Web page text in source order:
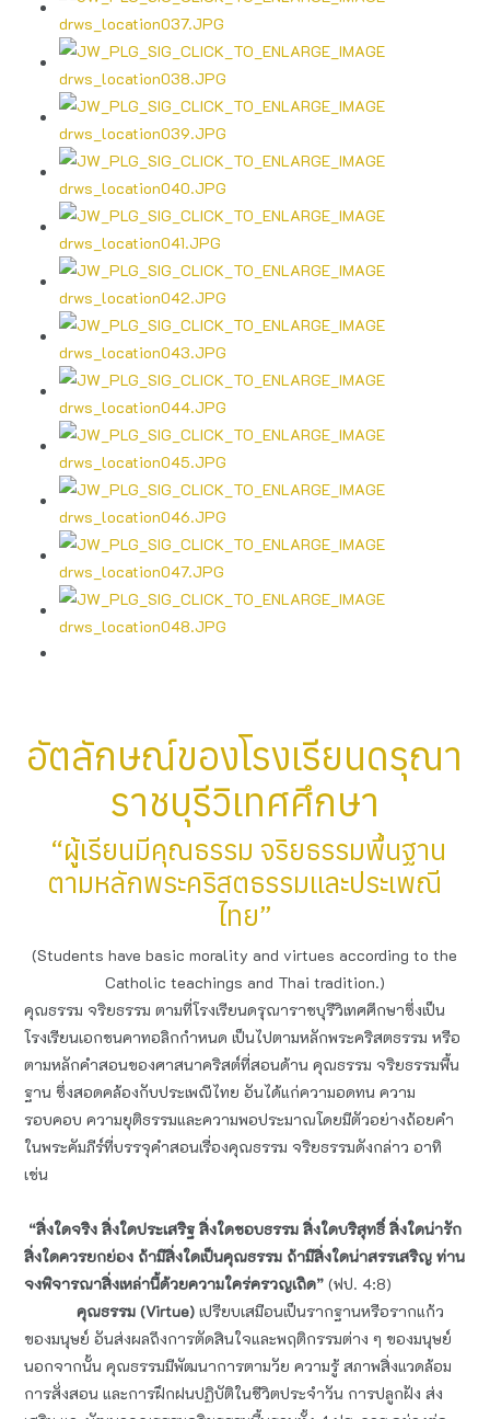
อัตลักษณ์ของโรงเรียนดรุณา
ราชบุรีวิเทศศึกษา
“ผู้เรียนมีคุณธรรม จริยธรรมพื้นฐาน
ตามหลักพระคริสตธรรมและประเพณี
ไทย”
(Students have basic morality and virtues according to the
Catholic teachings and Thai tradition.)
คุณธรรม จริยธรรม ตามที่โรงเรียนดรุณาราชบุรีวิเทศศึกษาซึ่งเป็น
โรงเรียนเอกชนคาทอลิกกำหนด เป็นไปตามหลักพระคริสตธรรม หรือ
ตามหลักคำสอนของศาสนาคริสต์ที่สอนด้าน คุณธรรม จริยธรรมพื้น
ฐาน ซึ่งสอดคล้องกับประเพณีไทย อันได้แก่ความอดทน ความ
รอบคอบ ความยุติธรรมและความพอประมาณโดยมีตัวอย่างถ้อยคำ
ในพระคัมภีร์ที่บรรจุคำสอนเรื่องคุณธรรม จริยธรรมดังกล่าว อาทิ
เช่น
“สิ่งใดจริง สิ่งใดประเสริฐ สิ่งใดชอบธรรม สิ่งใดบริสุทธิ์ สิ่งใดน่ารัก
สิ่งใดควรยกย่อง ถ้ามีสิ่งใดเป็นคุณธรรม ถ้ามีสิ่งใดน่าสรรเสริญ ท่าน
จงพิจารณาสิ่งเหล่านี้ด้วยความใคร่ครวญเถิด” (ฟป. 4:8)
คุณธรรม (Virtue) เปรียบเสมือนเป็นรากฐานหรือรากแก้ว
ของมนุษย์ อันส่งผลถึงการตัดสินใจและพฤติกรรมต่าง ๆ ของมนุษย์
นอกจากนั้น คุณธรรมมีพัฒนาการตามวัย ความรู้ สภาพสิ่งแวดล้อม
การสั่งสอน และการฝึกฝนปฏิบัติในชีวิตประจำวัน การปลูกฝัง ส่ง